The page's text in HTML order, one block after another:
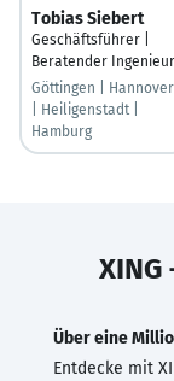
Tobias Siebert
Geschäftsführer |
Beratender Ingenieur
Göttingen | Hannover
| Heiligenstadt |
Hamburg
Über eine
Entdecke mit